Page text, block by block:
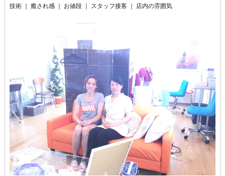
技術 ｜ 癒され感 ｜ お値段 ｜ スタッフ接客 ｜ 店内の雰囲気